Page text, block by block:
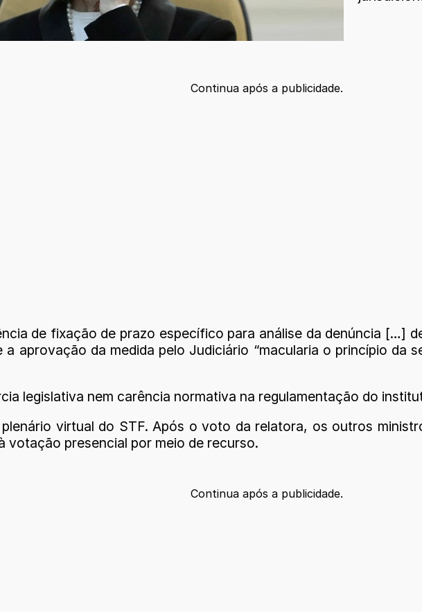
Continua após a publicidade.
de fixação de prazo específico para análise da denúncia […]
a aprovação da medida pelo Judiciário “macularia o princípio da
legislativa nem carência normativa na regulamentação do
virtual do STF. Após o voto da relatora, os outros
votação presencial por meio de recurso.
Continua após a publicidade.